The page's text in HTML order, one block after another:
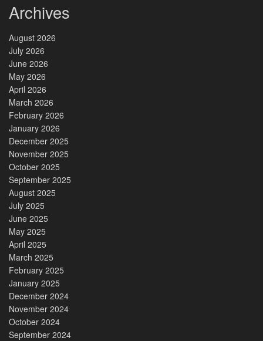
Archives
August 2026
July 2026
June 2026
May 2026
April 2026
March 2026
February 2026
January 2026
December 2025
November 2025
October 2025
September 2025
August 2025
July 2025
June 2025
May 2025
April 2025
March 2025
February 2025
January 2025
December 2024
November 2024
October 2024
September 2024